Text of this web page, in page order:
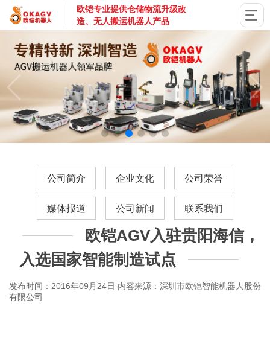
欧铠专业提供仓储物流升级改
造、无人搬运机器人产品
公司简介 企业文化 公司荣誉
媒体报道 公司新闻 联系我们
欧铠AGV入驻贵阳海信，
入选国家智能制造试点
发布时间：2016年09月24日 内容来源：深圳市欧铠智能机器人股份
有限公司